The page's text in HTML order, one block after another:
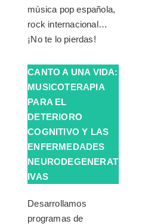
música pop española,
rock internacional…
¡No te lo pierdas!
CANTO A UNA VIDA:
MUSICOTERAPIA
PARA EL
DETERIORO
COGNITIVO Y LAS
ENFERMEDADES
NEURODEGENERAT
IVAS
Desarrollamos
programas de